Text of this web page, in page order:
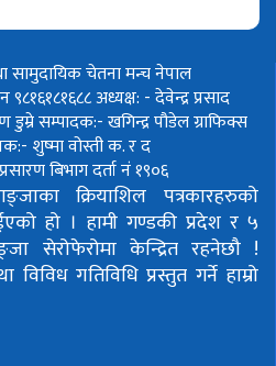
सामुदायिक चेतना मन्च नेपाल
अध्यक्ष: - देवेन्द्र प्रसाद
डुम्रेसम्पादक:- खगिन्द्र पौडेलग्राफिक्स
शुष्मा वोस्तीक. र द
बिभाग दर्ता नं १९०६
क्रियाशिल पत्रकारहरुको
हो । हामी गण्डकी प्रदेश र ५
सेरोफेरोमा केन्द्रित रहनेछौ !
विविध गतिविधि प्रस्तुत गर्ने हाम्रो